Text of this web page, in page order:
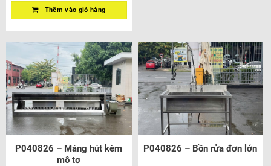
Thêm vào giỏ hàng
P040826 – Máng hút kèm
mô tơ
P040826 – Bồn rửa đơn lớn